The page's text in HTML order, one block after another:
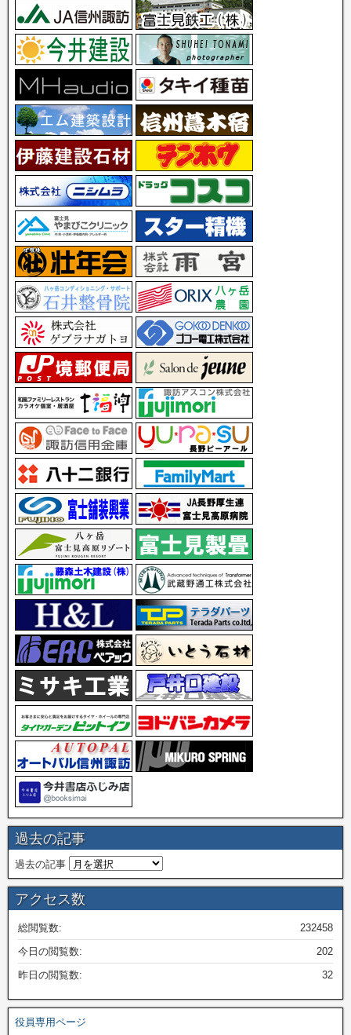
過去の記事
過去の記事
アクセス数
232458
総閲覧数:
202
今日の閲覧数:
32
昨日の閲覧数:
役員専用ページ